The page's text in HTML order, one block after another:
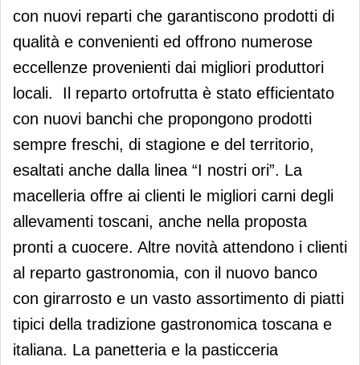
con nuovi reparti che garantiscono prodotti di
qualità e convenienti ed offrono numerose
eccellenze provenienti dai migliori produttori
locali. Il reparto ortofrutta è stato efficientato
con nuovi banchi che propongono prodotti
sempre freschi, di stagione e del territorio,
esaltati anche dalla linea “I nostri ori”. La
macelleria offre ai clienti le migliori carni degli
allevamenti toscani, anche nella proposta
pronti a cuocere. Altre novità attendono i clienti
al reparto gastronomia, con il nuovo banco
con girarrosto e un vasto assortimento di piatti
tipici della tradizione gastronomica toscana e
italiana. La panetteria e la pasticceria